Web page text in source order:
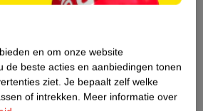
en om onze website
de beste acties en aanbiedingen tonen
ziet. Je bepaalt zelf welke
of intrekken. Meer informatie over